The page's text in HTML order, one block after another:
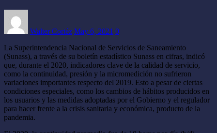
Walter Cortéz May 6, 2021 0
La Superintendencia Nacional de Servicios de Saneamiento
(Sunass), a través de su boletín estadístico Sunass en cifras, indicó
que, durante el 2020, indicadores clave de la calidad de servicio,
como la continuidad, presión y la micromedición no sufrieron
variaciones importantes respecto del 2019. Esto a pesar de ciertas
condiciones especiales, como los cambios de hábitos producidos en
los usuarios y las medidas adoptadas por el Gobierno y el regulador
para hacer frente a la crisis sanitaria y económica, producto de la
pandemia.